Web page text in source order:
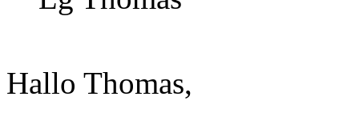
Hallo Thomas,